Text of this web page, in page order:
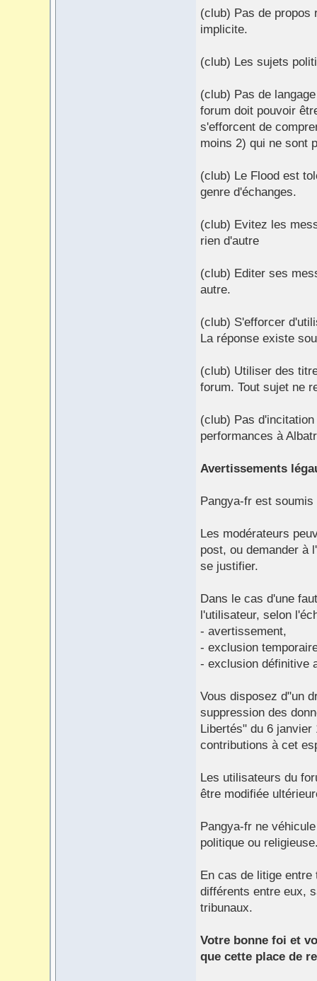
(club) Pas de propos
implicite.
(club) Les sujets
(club) Pas de
forum doit pouvoir
s'efforcent de
moins 2) qui ne sont
(club) Le Flood est
genre d'échanges.
(club) Evitez les
rien d'autre
(club) Editer ses
autre.
(club) S'efforcer
La réponse existe
(club) Utiliser des
forum. Tout sujet ne
(club) Pas
performances à
Avertissements
Pangya-fr est
Les modérateurs
post, ou demander à
se justifier.
Dans le cas d'une
l'utilisateur, selon
- avertissement,
- exclusion
- exclusion définitive
Vous disposez d"un
suppression des
Libertés" du 6 janvier
contributions à cet
Les utilisateurs du
être modifiée
Pangya-fr ne
politique ou
En cas de litige
différents entre eux,
tribunaux.
Votre bonne foi et
que cette place de